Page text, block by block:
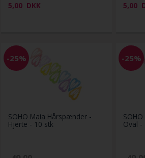
5,00 DKK 5,00
-25%
SOHO Maia Hårspænder -
Hjerte - 10 stk
-25%
Oval -